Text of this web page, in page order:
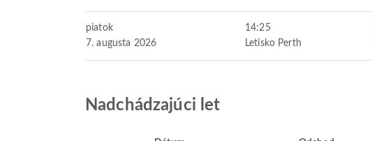
piatok
7. augusta 2026
14:25
Letisko Perth
Nadchádzajúci let